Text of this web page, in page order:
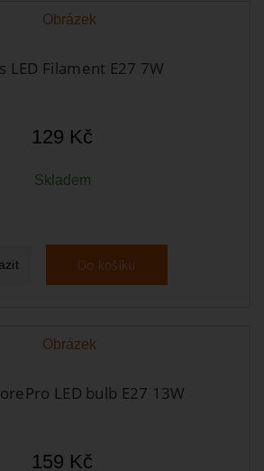
LED Filament E27 7W
129 Kč
Skladem
Do košíku
LED bulb E27 13W
159 Kč